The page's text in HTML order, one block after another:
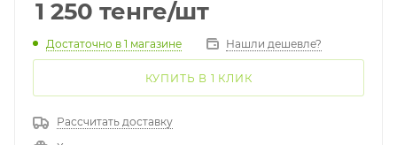
1 250 тенге/шт
Достаточно в 1 магазине Нашли дешевле?
КУПИТЬ В 1 КЛИК
Рассчитать доставку